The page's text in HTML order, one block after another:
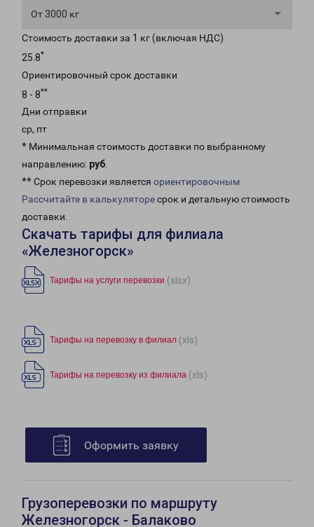
От 3000 кг
Стоимость доставки за 1 кг (включая НДС)
25.8*
Ориентировочный срок доставки
8 - 8**
Дни отправки
ср, пт
* Минимальная стоимость доставки по выбранному
направлению: руб.
** Срок перевозки является ориентировочным
Рассчитайте в калькуляторесрок и детальную стоимость
доставки.
Скачать тарифы для филиала
«Железногорск»
Тарифы на услуги перевозки (xlsx)
Тарифы на перевозку в филиал (xls)
Тарифы на перевозку из филиала (xls)
Оформить заявку
Грузоперевозки по маршруту
Железногорск - Балаково